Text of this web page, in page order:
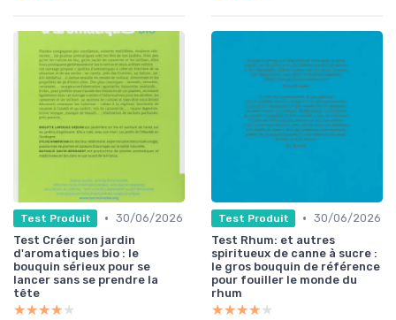
Test Produit • 30/06/2026
Test Créer son jardin
d'aromatiques bio : le
bouquin sérieux pour se
lancer sans se prendre la
tête
★★★★★
★★★★★
Test Produit • 30/06/2026
Test Rhum: et autres
spiritueux de canne à sucre :
le gros bouquin de référence
pour fouiller le monde du
rhum
★★★★★
★★★★★